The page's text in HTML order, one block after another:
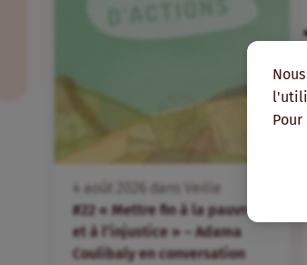
4 août dans
Veille
#22 « Mettre fin à la pauvreté
et à l’injustice » – Adama
Coulibaly en conversation